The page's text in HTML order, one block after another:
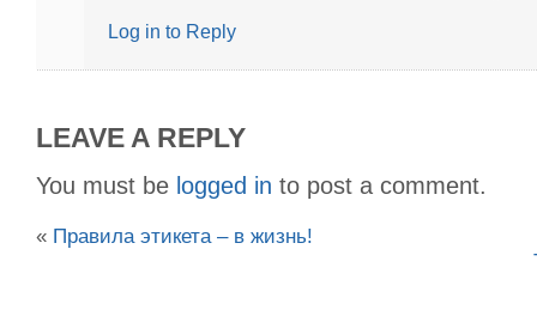
Log in to Reply
LEAVE A REPLY
You must be logged in to post a comment.
« Правила этикета – в жизнь!